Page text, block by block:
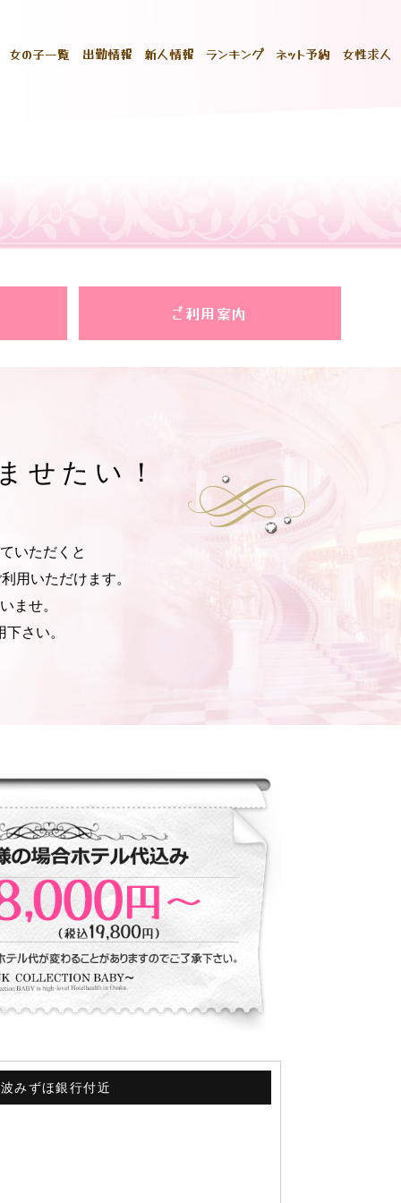
女の子一覧 出勤情報 新人情報 ランキング ネット予約 女性求人
ご利用案内
せたい！
いただくと
用いただけます。
ませ。
さい。
みずほ銀行付近